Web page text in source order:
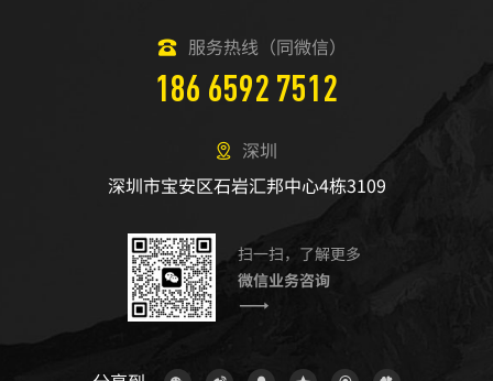
服务热线（同微信）
186 6592 7512
深圳
深圳市宝安区石岩汇邦中心4栋3109
扫一扫，了解更多
微信业务咨询